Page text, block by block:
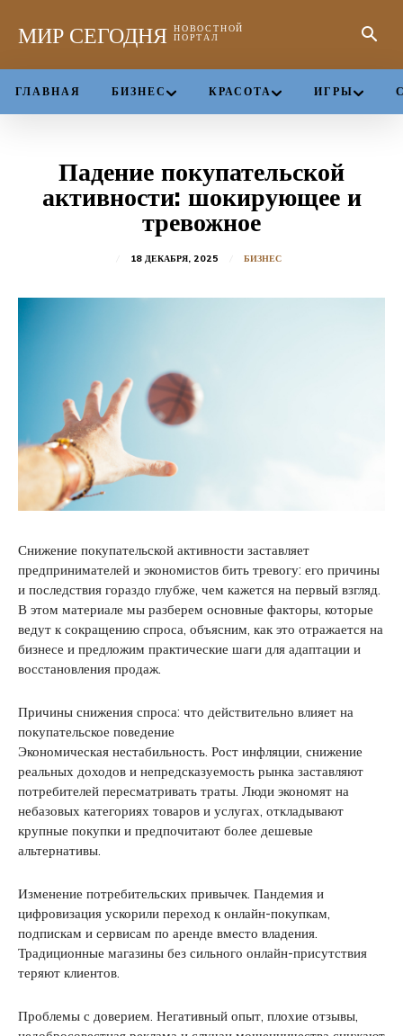
МИР СЕГОДНЯ НОВОСТНОЙ
ПОРТАЛ
ГЛАВНАЯ БИЗНЕС КРАСОТА ИГРЫ
Падение покупательской
активности: шокирующее и
тревожное
18 ДЕКАБРЯ, 2025 БИЗНЕС
Снижение покупательской активности заставляет
предпринимателей и экономистов бить тревогу: его причины
и последствия гораздо глубже, чем кажется на первый взгляд.
В этом материале мы разберем основные факторы, которые
ведут к сокращению спроса, объясним, как это отражается на
бизнесе и предложим практические шаги для адаптации и
восстановления продаж.
Причины снижения спроса: что действительно влияет на
покупательское поведение
Экономическая нестабильность. Рост инфляции, снижение
реальных доходов и непредсказуемость рынка заставляют
потребителей пересматривать траты. Люди экономят на
небазовых категориях товаров и услугах, откладывают
крупные покупки и предпочитают более дешевые
альтернативы.
Изменение потребительских привычек. Пандемия и
цифровизация ускорили переход к онлайн-покупкам,
подпискам и сервисам по аренде вместо владения.
Традиционные магазины без сильного онлайн-присутствия
теряют клиентов.
Проблемы с доверием. Негативный опыт, плохие отзывы,